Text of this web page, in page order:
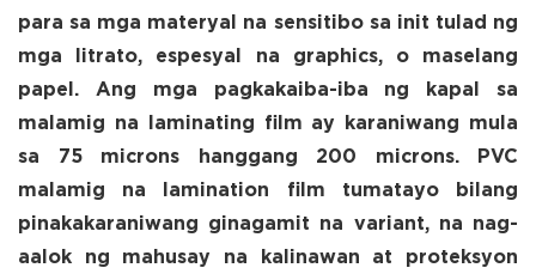
para sa mga materyal na sensitibo sa init tulad ng
mga litrato, espesyal na graphics, o maselang
papel. Ang mga pagkakaiba-iba ng kapal sa
malamig na laminating film ay karaniwang mula
sa 75 microns hanggang 200 microns.
PVC
malamig na lamination film tumatayo bilang
pinakakaraniwang ginagamit na variant, na nag-
aalok ng mahusay na kalinawan at proteksyon